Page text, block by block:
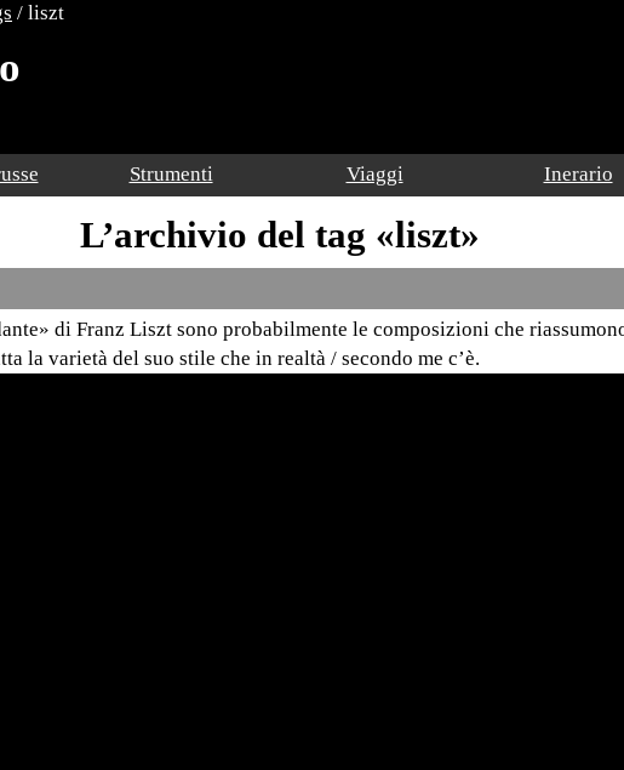
/ liszt
Strumenti Viaggi Inerario
L’archivio del tag «liszt»
di Franz Liszt sono probabilmente le composizioni che
la varietà del suo stile che in realtà / secondo me c’è.